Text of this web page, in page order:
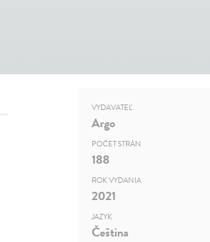
VYDAVATEĽ
Argo
POČET STRÁN
188
ROK VYDANIA
2021
JAZYK
Čeština